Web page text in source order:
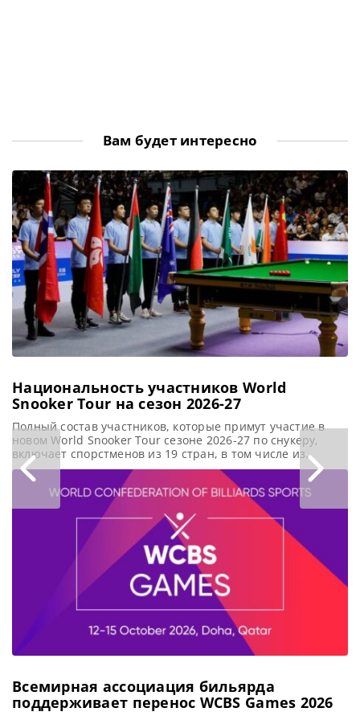
Вам будет интересно
Национальность участников World
Snooker Tour на сезон 2026-27
Полный состав участников, которые примут участие в
новом World Snooker Tour сезоне 2026-27 по снукеру,
включает спорстменов из 19 стран, в том числе из
Таиланда, Северной Ирландии, Бельгии, Украины и
Польши, сообщает WST В этом сезоне в World Snooker
Tour представлены как минимум 19 разных стран
(Чемпион Африки еще не определен), в их составе 128
Всемирная ассоциация бильярда
поддерживает перенос WCBS Games 2026